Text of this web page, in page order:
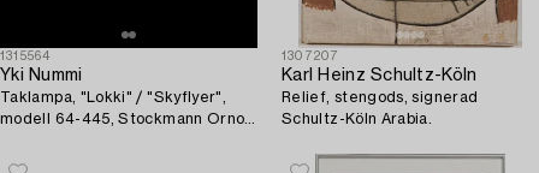
1315564
Yki Nummi
Taklampa, "Lokki" / "Skyflyer",
modell 64-445, Stockmann Orno,
1307207
Karl Heinz Schultz-Köln
Relief, stengods, signerad
Schultz-Köln Arabia.